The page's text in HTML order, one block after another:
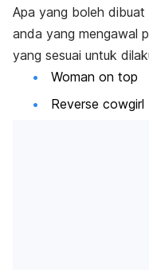
Apa yang boleh
anda yang mengawal
yang sesuai untuk
Woman on top
Reverse cowgirl